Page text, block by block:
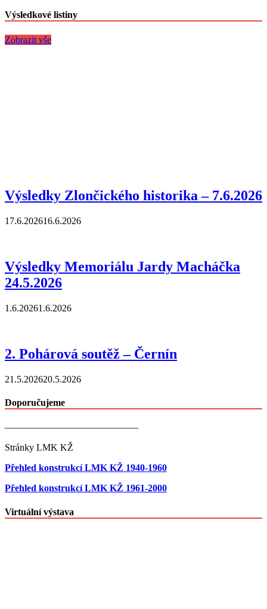
Výsledkové listiny
Zobrazit vše
Výsledky Zlončického historika – 7.6.2026
17.6.202616.6.2026
Výsledky Memoriálu Jardy Macháčka
24.5.2026
1.6.20261.6.2026
2. Pohárová soutěž – Černín
21.5.202620.5.2026
Doporučujeme
——————————————
Stránky LMK KŽ
Přehled konstrukcí LMK KŽ 1940-1960
Přehled konstrukcí LMK KŽ 1961-2000
Virtuální výstava